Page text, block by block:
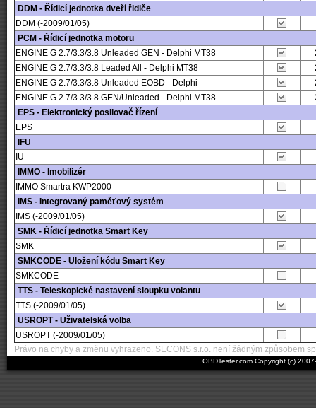
DDM - Řídicí jednotka dveří řidiče
DDM (-2009/01/05)
PCM - Řídicí jednotka motoru
ENGINE G 2.7/3.3/3.8 Unleaded GEN - Delphi MT38
ENGINE G 2.7/3.3/3.8 Leaded All - Delphi MT38
ENGINE G 2.7/3.3/3.8 Unleaded EOBD - Delphi
ENGINE G 2.7/3.3/3.8 GEN/Unleaded - Delphi MT38
EPS - Elektronický posilovač řízení
EPS
IFU
IU
IMMO - Imobilizér
IMMO Smartra KWP2000
IMS - Integrovaný paměťový systém
IMS (-2009/01/05)
SMK - Řídicí jednotka Smart Key
SMK
SMKCODE - Uložení kódu Smart Key
SMKCODE
TTS - Teleskopické nastavení sloupku volantu
TTS (-2009/01/05)
USROPT - Uživatelská volba
USROPT (-2009/01/05)
Právo na chyby a změnu vyhrazeno. SECONS s.r.o. není žádným způsobem
OBDTester.com Copyright (c)